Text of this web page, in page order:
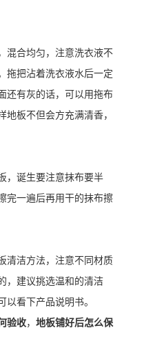
混合均匀，注意洗衣液不
拖把沾着洗衣液水后一定
还有灰的话，可以用拖布
板不但会方充满清香，
，诞生要注意抹布要半
完一遍后再用干的抹布擦
清洁方法，注意不同材质
，建议挑选温和的清洁
看下产品说明书。
验收， 地板铺好后怎么保